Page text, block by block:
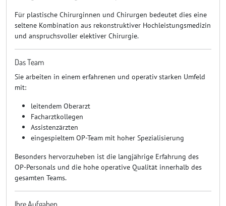
Für plastische Chirurginnen und Chirurgen bedeutet dies eine
seltene Kombination aus rekonstruktiver Hochleistungsmedizin
und anspruchsvoller elektiver Chirurgie.
Das Team
Sie arbeiten in einem erfahrenen und operativ starken Umfeld
mit:
leitendem Oberarzt
Facharztkollegen
Assistenzärzten
eingespieltem OP-Team mit hoher Spezialisierung
Besonders hervorzuheben ist die langjährige Erfahrung des
OP-Personals und die hohe operative Qualität innerhalb des
gesamten Teams.
Ihre Aufgaben